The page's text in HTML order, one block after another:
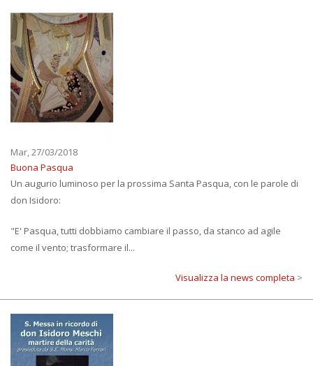
Mar, 27/03/2018
Buona Pasqua
Un augurio luminoso per la prossima Santa Pasqua, con le parole di
don Isidoro:
"E' Pasqua, tutti dobbiamo cambiare il passo, da stanco ad agile
come il vento; trasformare il...
Visualizza la news completa >